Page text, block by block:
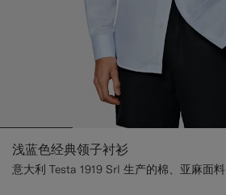
浅蓝色经典领子衬衫
意大利 Testa 1919 Srl 生产的棉、亚麻面料